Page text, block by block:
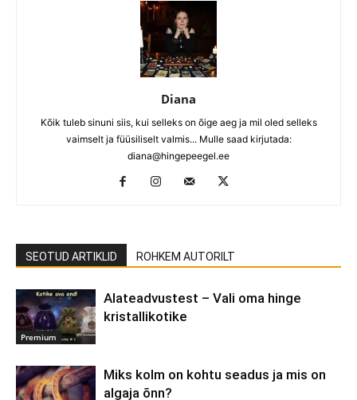
Diana
Kõik tuleb sinuni siis, kui selleks on õige aeg ja mil oled selleks
vaimselt ja füüsiliselt valmis... Mulle saad kirjutada:
diana@hingepeegel.ee
SEOTUD ARTIKLID ROHKEM AUTORILT
Premium
Alateadvustest – Vali oma hinge
kristallikotike
Miks kolm on kohtu seadus ja mis on
algaja õnn?